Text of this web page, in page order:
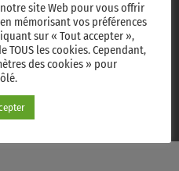
site Web pour vous offrir
mémorisant vos préférences
sur « Tout accepter »,
les cookies. Cependant,
des cookies » pour